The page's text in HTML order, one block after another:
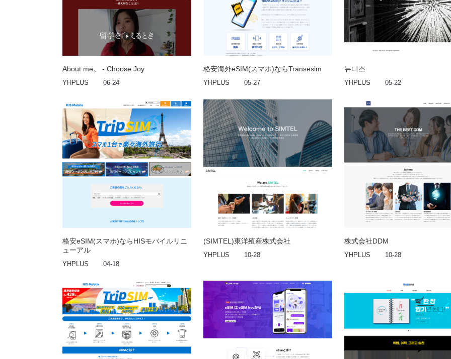
About me。 - Choose Joy
YHPLUS 06-24
格安海外eSIM(スマホ)ならTransesim
YHPLUS 05-27
뉴디스
YHPLUS 05-22
格安eSIM(スマホ)ならHISモバイルリニ
ューアル
YHPLUS 04-18
(SIMTEL)東洋殖産株式会社
YHPLUS 10-28
株式会社DDM
YHPLUS 10-28